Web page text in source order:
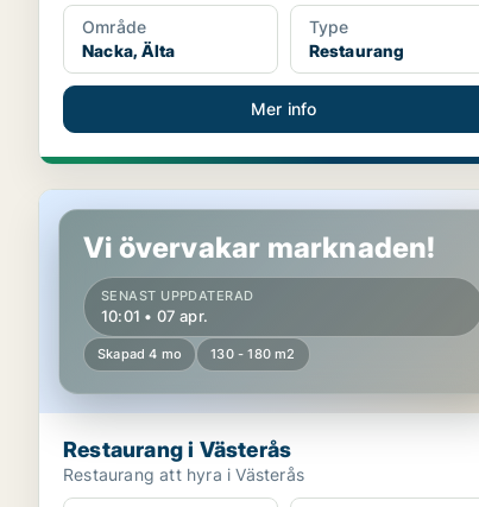
Område
Nacka, Älta
Type
Restaurang
Mer info
Restaurang i Västerås
Vi övervakar marknaden!
SENAST UPPDATERAD
10:01 • 07 apr.
Skapad 4 mo 130 - 180 m2
Restaurang i Västerås
Restaurang att hyra i Västerås